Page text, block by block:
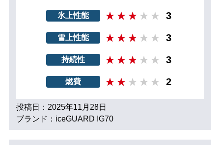
氷上性能 3
雪上性能 3
持続性 3
燃費 2
投稿日：2025年11月28日
ブランド：iceGUARD IG70